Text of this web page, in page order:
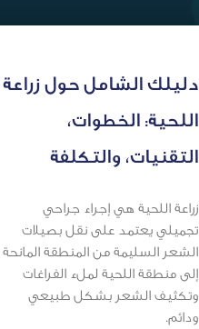
دليلك الشامل حول زراعة
اللحية: الخطوات،
التقنيات، والتكلفة
زراعة اللحية هي إجراء جراحي
تجميلي يعتمد على نقل بصيلات
الشعر السليمة من المنطقة المانحة
إلى منطقة اللحية لملء الفراغات
وتكثيف الشعر بشكل طبيعي
ودائم.